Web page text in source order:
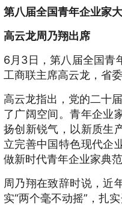
第八届全国青年企业家
高云龙周乃翔出席
6月3日，第八届全国青
工商联主席高云龙，省
高云龙指出，党的二十
了广阔空间。青年企业
扬创新锐气，以新质生
立完善中国特色现代企
做新时代青年企业家典范
周乃翔在致辞时说，近
实“两个毫不动摇”，扎